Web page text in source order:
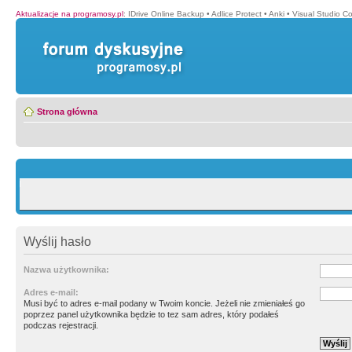
Aktualizacje na programosy.pl: IDrive Online Backup • Adlice Protect • Anki • Visual Studio
Strona główna
Wyślij hasło
Nazwa użytkownika:
Adres e-mail:
Musi być to adres e-mail podany w Twoim koncie. Jeżeli nie zmieniałeś go
poprzez panel użytkownika będzie to tez sam adres, który podałeś
podczas rejestracji.